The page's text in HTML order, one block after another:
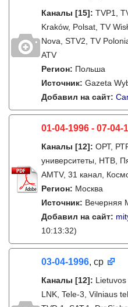
Каналы [15]: TVP1,
Kraków, Polsat, TV
Nova, STV2, TV
ATV
Регион: Польша
Источник: Gazeta
Добавил на сайт:
01-04-1996 - 07-04-
Каналы [12]: ОРТ,
университеты, НТВ,
AMTV, 31 канал,
Регион: Москва
Источник: Вечерняя
Добавил на сайт:
10:13:32)
03-04-1996, ср
Каналы [12]: Lietuvos
LNK, Tele-3, Vilniaus